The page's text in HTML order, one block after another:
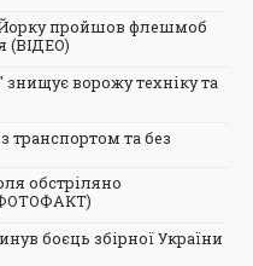
Йорку пройшов флешмоб
(ВІДЕО)
ворожу техніку та
транспортом та без
обстріляно
боєць збірної України